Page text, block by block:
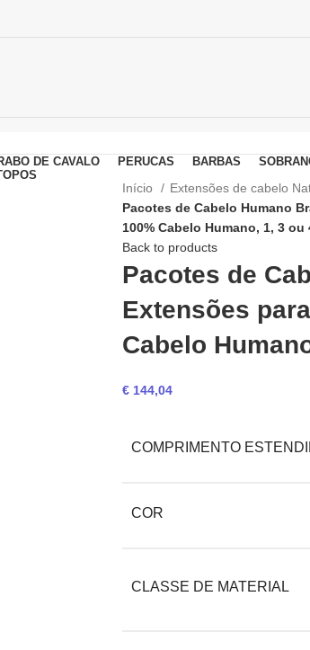
DE CAVALO PERUCAS BARBAS
Início
Extensões de cabelo
Pacotes de Cabelo Humano
100% Cabelo Humano, 1, 3 ou
Back to products
Pacotes de
Extensões
Cabelo
€ 144,04
COMPRIMENTO
COR
CLASSE DE MATERIAL